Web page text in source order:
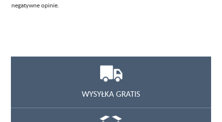
negatywne opinie.
WYSYŁKA GRATIS